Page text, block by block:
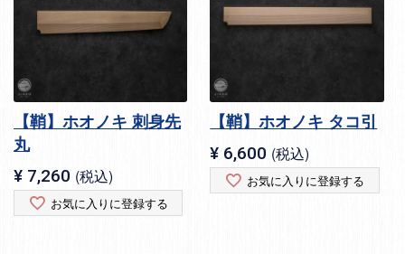
【鞘】ホオノキ 刺身先
丸
¥ 7,260 税込
お気に入りに登録する
【鞘】ホオノキ タコ引
¥ 6,600 税込
お気に入りに登録する